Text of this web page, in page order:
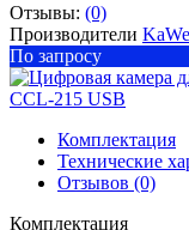
Отзывы: (0)
Производители KaWe
По запросу
Комплектация
Технические
Отзывов (0)
Комплектация